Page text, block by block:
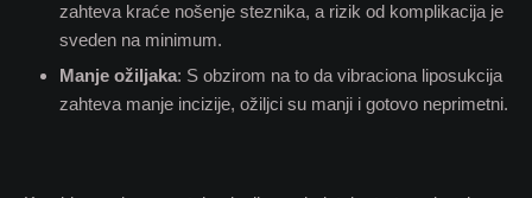
zahteva kraće nošenje steznika, a rizik od komplikacija je
sveden na minimum.
Manje ožiljaka: S obzirom na to da vibraciona liposukcija
zahteva manje incizije, ožiljci su manji i gotovo neprimetni.